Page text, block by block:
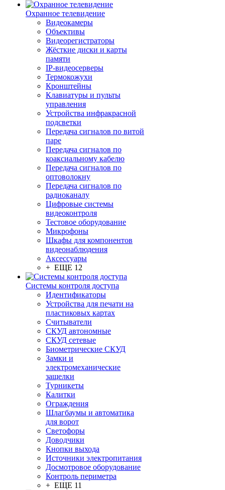
Охранное телевидение
Видеокамеры
Объективы
Видеорегистраторы
Жёсткие диски и карты
памяти
IP-видеосерверы
Термокожухи
Кронштейны
Клавиатуры и пульты
управления
Устройства инфракрасной
подсветки
Передача сигналов по витой
паре
Передача сигналов по
коаксиальному кабелю
Передача сигналов по
оптоволокну
Передача сигналов по
радиоканалу
Цифровые системы
видеоконтроля
Тестовое оборудование
Микрофоны
Шкафы для компонентов
видеонаблюдения
Аксессуары
+ ЕЩЕ 12
Системы контроля доступа
Идентификаторы
Устройства для печати на
пластиковых картах
Считыватели
СКУД автономные
СКУД сетевые
Биометрические СКУД
Замки и
электромеханические
защелки
Турникеты
Калитки
Ограждения
Шлагбаумы и автоматика
для ворот
Светофоры
Доводчики
Кнопки выхода
Источники электропитания
Досмотровое оборудование
Контроль периметра
+ ЕЩЕ 11